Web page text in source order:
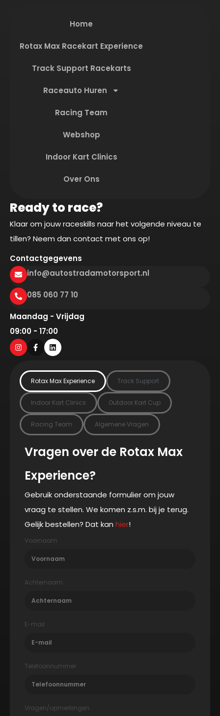
Home
Rotax Max Racekart Experience
Track Support Racekarts
Raceauto Huren
Racing Team
Webshop
Indoor Kart Clinics
Over Ons
Ready to race?
Klaar om jouw raceskills naar het volgende niveau te
tillen? Neem dan contact met ons op!
Contactgegevens
info@autostradamotorsport.nl
085 060 77 10
Maandag - Vrijdag
09:00 - 17:00
Rotax Max Experience Track Support
Indoor Kart Clinics Outdoor Kart Cup
Racing Team Algemene Vragen
Vragen over de Rotax Max
Experience?
Gebruik onderstaande formulier om jouw
vraag te stellen. We komen z.s.m. bij je terug.
Gelijk bestellen? Dat kan hier!
Voornaam
Achternaam
E-mail
Telefoonnummer
Vragen/opmerkingen